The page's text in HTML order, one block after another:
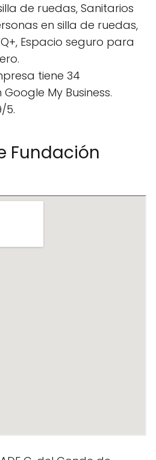
de ruedas, Sanitarios
en silla de ruedas,
Espacio seguro para
tiene 34
My Business.
5.
Fundación